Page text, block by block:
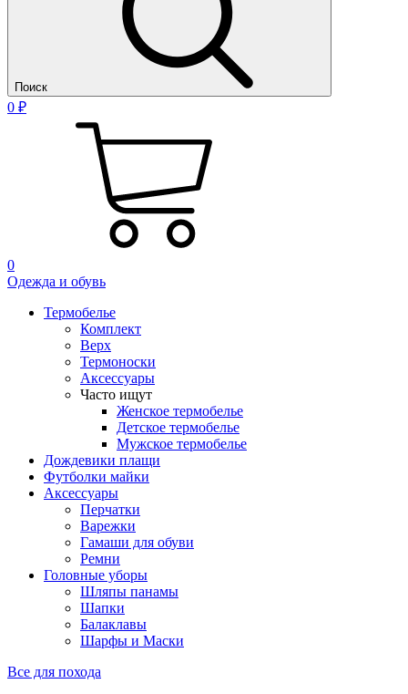
Поиск
0 ₽
0
Одежда и обувь
Термобелье
Комплект
Верх
Термоноски
Аксессуары
Часто ищут
Женское термобелье
Детское термобелье
Мужское термобелье
Дождевики плащи
Футболки майки
Аксессуары
Перчатки
Варежки
Гамаши для обуви
Ремни
Головные уборы
Шляпы панамы
Шапки
Балаклавы
Шарфы и Маски
Все для похода